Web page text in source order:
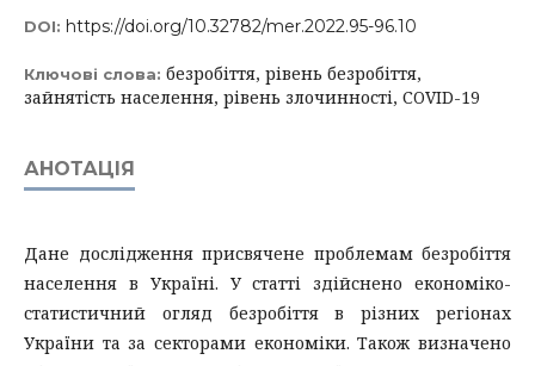
DOI: https://doi.org/10.32782/mer.2022.95-96.10
Ключові слова: безробіття, рівень безробіття,
зайнятість населення, рівень злочинності, СOVID-19
АНОТАЦІЯ
Дане дослідження присвячене проблемам безробіття
населення в Україні. У статті здійснено економіко-
статистичний огляд безробіття в різних регіонах
України та за секторами економіки. Також визначено